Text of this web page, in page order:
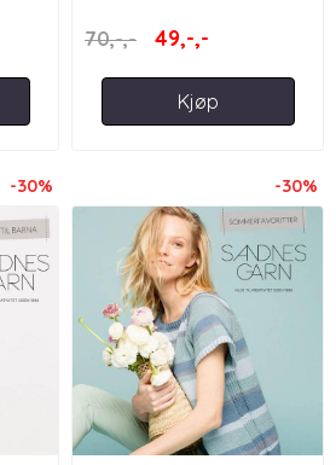
70,-,- 49,-,-
Kjøp
-30% -30%